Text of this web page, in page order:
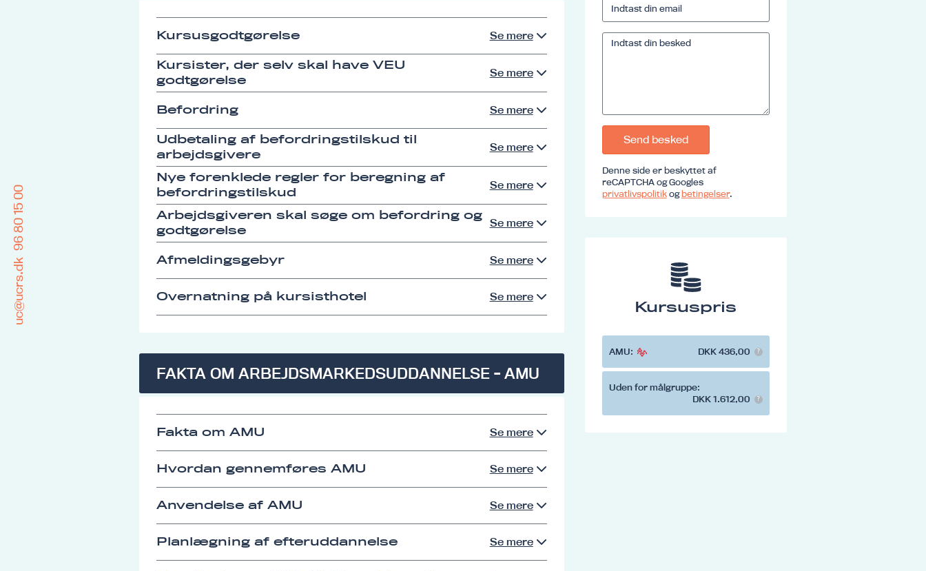
Kursusgodtgørelse Se mere
Kursister, der selv skal have VEU
godtgørelse
Se mere
Befordring Se mere
Udbetaling af befordringstilskud til
arbejdsgivere
Se mere
Nye forenklede regler for beregning af
befordringstilskud
Se mere
Arbejdsgiveren skal søge om befordring og
godtgørelse
Se mere
Afmeldingsgebyr Se mere
Overnatning på kursisthotel Se mere
FAKTA OM ARBEJDSMARKEDSUDDANNELSE - AMU
Fakta om AMU Se mere
Hvordan gennemføres AMU Se mere
Anvendelse af AMU Se mere
Planlægning af efteruddannelse Se mere
Send besked
Denne side er beskyttet af
reCAPTCHA og Googles
privatlivspolitikogbetingelser.
Kursuspris
AMU: DKK 436,00
Uden for målgruppe:
DKK 1.612,00
uc@ucrs.dk
96 80 15 00